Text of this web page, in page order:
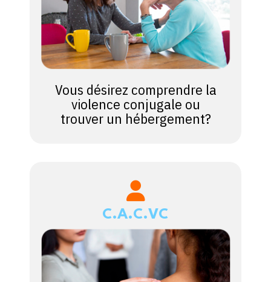
Vous désirez comprendre la
violence conjugale ou
trouver un hébergement?
C.A.C.VC